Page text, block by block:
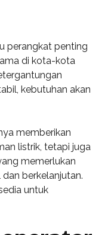
perangkat penting
di kota-kota
kebutuhan akan
memberikan
listrik, tetapi juga
memerlukan
berkelanjutan.
untuk